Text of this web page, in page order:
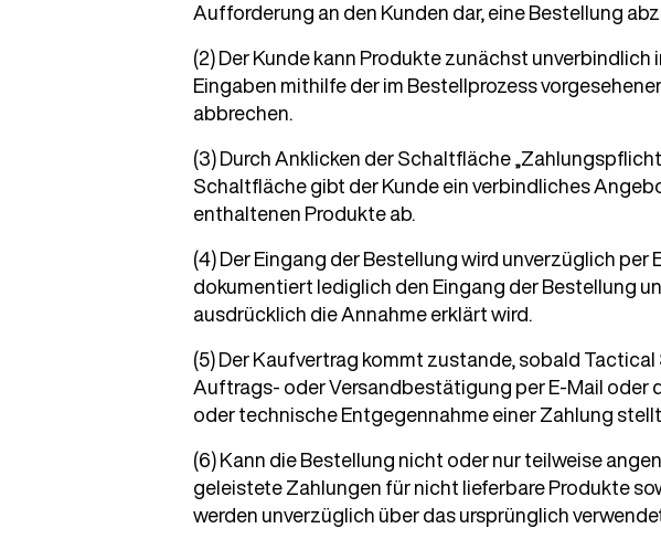
Aufforderung an den Kunden dar, eine Bestellung
(2) Der Kunde kann Produkte zunächst
Eingaben mithilfe der im Bestellprozess
abbrechen.
(3) Durch Anklicken der Schaltfläche
Schaltfläche gibt der Kunde ein verbindliches
enthaltenen Produkte ab.
(4) Der Eingang der Bestellung wird unverzüglich
dokumentiert lediglich den Eingang der Bestellung
ausdrücklich die Annahme erklärt wird.
(5) Der Kaufvertrag kommt zustande, sobald
Auftrags- oder Versandbestätigung per E-Mail oder
oder technische Entgegennahme einer Zahlung
(6) Kann die Bestellung nicht oder nur teilweise
geleistete Zahlungen für nicht lieferbare Produkte
werden unverzüglich über das ursprünglich